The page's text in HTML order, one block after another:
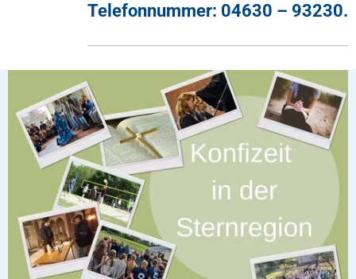
Tel.: +49 4609 312
Telefonnummer: 04630 – 93230.